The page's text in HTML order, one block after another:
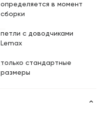
определяется в момент
сборки
петли с доводчиками
Lemax
только стандартные
размеры